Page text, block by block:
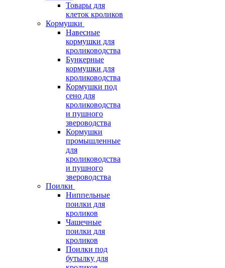
Товары для
клеток кроликов
Кормушки
Навесные
кормушки для
кролиководства
Бункерные
кормушки для
кролиководства
Кормушки под
сено для
кролиководства
и пушного
звероводства
Кормушки
промышленные
для
кролиководства
и пушного
звероводства
Поилки
Ниппельные
поилки для
кроликов
Чашечные
поилки для
кроликов
Поилки под
бутылку для